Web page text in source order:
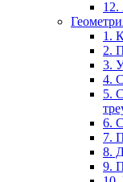
12.
1.
2.
3.
4.
5.
6.
7.
8.
9.